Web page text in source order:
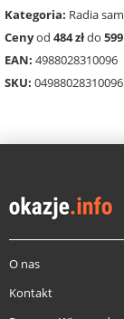
Kategoria: Radia
Cenyod 484 złdo 599
EAN: 4988028310096
SKU: 04988028310096
O nas
Kontakt